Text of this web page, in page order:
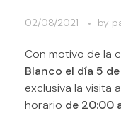
02/08/2021 by
Con motivo de la
Blanco el día 5
exclusiva la visita
horario de 20:00